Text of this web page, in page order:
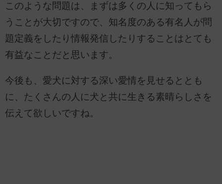
このような問題は、まずは多くの人に知ってもら
うことが大切ですので、知名度のある有名人が問
題定義をしたり情報発信したりすることはとても
有益なことだと思います。
今後も、愛犬に対する深い愛情を見せるととも
に、たくさんの人に犬と共に生きる素晴らしさを
伝えて欲しいですね。